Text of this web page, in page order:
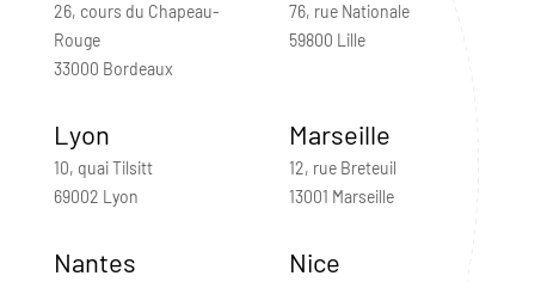
26, cours du Chapeau-
Rouge
33000 Bordeaux
76, rue Nationale
59800 Lille
Lyon
10, quai Tilsitt
69002 Lyon
Marseille
12, rue Breteuil
13001 Marseille
Nantes Nice